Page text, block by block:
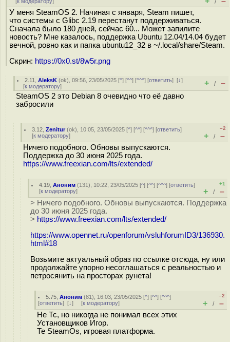
/
У меня SteamOS 2. Начиная с января, Steam пишет,
что системы с Glibc 2.19 перестанут поддерживаться.
Сначала было 180 дней, сейчас 60... Может запилите
новость? Мне казалось, поддержка Ubuntu 12.04/14.04 будет
вечной, ровно как и папка ubuntu12_32 в ~/.local/share/Steam.
Скрин: https://0x0.st/8w5r.png
2.11 ,AleksK (ok), 09:56, 23/05/2025 [^] [^^] [^^^] [ответить][↓]
[к модератору] + / –
SteamOS 2 это Debian 8 очевидно что её давно
забросили
3.12 ,Zenitur(ok), 10:05, 23/05/2025 [^] [^^] [^^^] [ответить]
[к модератору]
–2
+ / –
Ничего подобного. Обновы выпускаются.
Поддержка до 30 июня 2025 года.
https://www.freexian.com/lts/extended/
4.19 ,Аноним (131), 10:22, 23/05/2025 [^] [^^] [^^^] [ответить]
[к модератору]
+1
+ / –
> Ничего подобного. Обновы выпускаются. Поддержка
до 30 июня 2025 года.
> https://www.freexian.com/lts/extended/
https://www.opennet.ru/openforum/vsluhforumID3/136930.
html#18
Возьмите актуальный образ по ссылке отсюда, ну или
продолжайте упорно несоглашаться с реальностью и
петросянить на просторах рунета!
5.75 ,Аноним (81), 16:03, 23/05/2025 [^] [^^] [^^^]
[ответить] [↓] [к модератору]
–2
+ / –
Не Тс, но никогда не понимал всех этих
Установщиков Игор.
Те SteamOs, игровая платформа.